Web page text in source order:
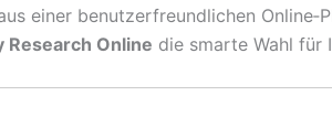
einer benutzerfreundlichen
Research Online die smarte Wahl für